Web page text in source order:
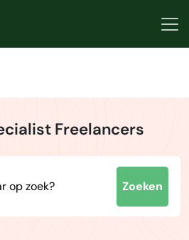
Freelancers
Zoeken